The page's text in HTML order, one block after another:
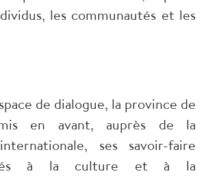
les communautés et les
de dialogue, la province de
en avant, auprès de la
ses savoir-faire
liés à la culture et à la